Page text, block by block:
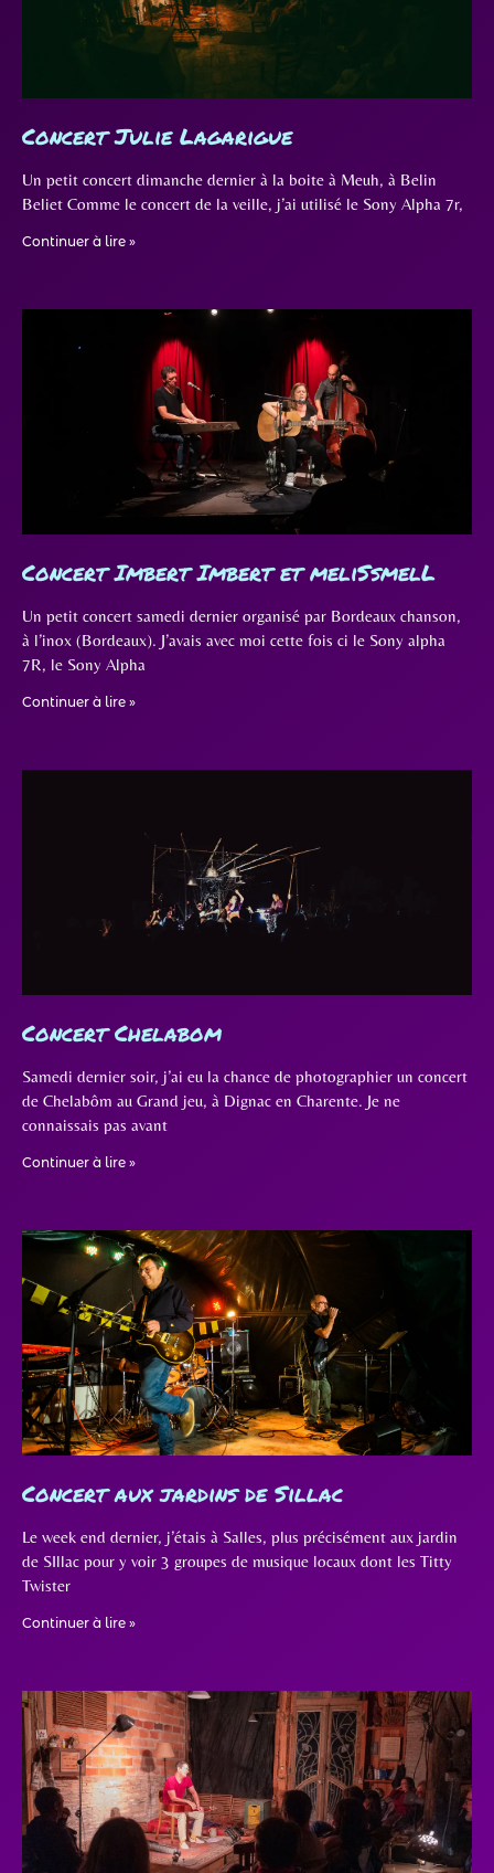
Concert Julie Lagarigue
Un petit concert dimanche dernier à la boite à Meuh, à Belin
Beliet Comme le concert de la veille, j’ai utilisé le Sony Alpha 7r,
Continuer à lire »
Concert Imbert Imbert et meliSsmelL
Un petit concert samedi dernier organisé par Bordeaux chanson,
à l’inox (Bordeaux). J’avais avec moi cette fois ci le Sony alpha
7R, le Sony Alpha
Continuer à lire »
Concert Chelabom
Samedi dernier soir, j’ai eu la chance de photographier un concert
de Chelabôm au Grand jeu, à Dignac en Charente. Je ne
connaissais pas avant
Continuer à lire »
Concert aux jardins de Sillac
Le week end dernier, j’étais à Salles, plus précisément aux jardin
de SIllac pour y voir 3 groupes de musique locaux dont les Titty
Twister
Continuer à lire »